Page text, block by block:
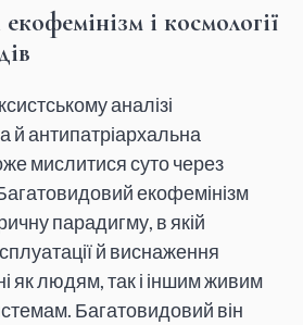
і космології
аналізі
й антипатріархальна
мислитися суто через
екофемінізм
парадигму, в якій
й виснаження
як людям, так і іншим живим
Багатовидовий він